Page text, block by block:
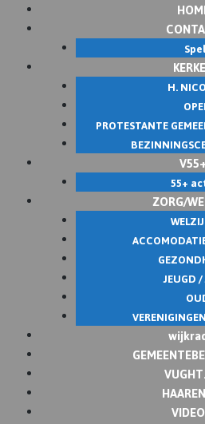
H.
PROTESTANTE
V55+
55+
ZORG/
JEUGD